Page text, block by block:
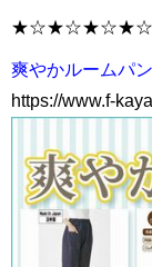
爽やかルームパ
https://www.f-